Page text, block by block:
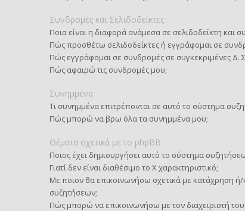
Συνδρομές και Σελιδοδείκτες
Ποια είναι η διαφορά ανάμεσα σε σελιδοδείκτη και
Πώς προσθέτω σελιδοδείκτες ή εγγράφομαι σε
Πώς εγγράφομαι σε συνδρομές σε συγκεκριμένες Δ.
Πώς αφαιρώ τις συνδρομές μου;
Συνημμένα
Τι συνημμένα επιτρέπονται σε αυτό το σύστημα
Πώς μπορώ να βρω όλα τα συνημμένα μου;
Θέματα σχετικά με το phpBB
Ποιος έχει δημιουργήσει αυτό το σύστημα
Γιατί δεν είναι διαθέσιμο το Χ χαρακτηριστικό;
Με ποιον θα επικοινωνήσω σχετικά με κατάχρηση
συζητήσεων;
Πώς μπορώ να επικοινωνήσω με τον διαχειριστή